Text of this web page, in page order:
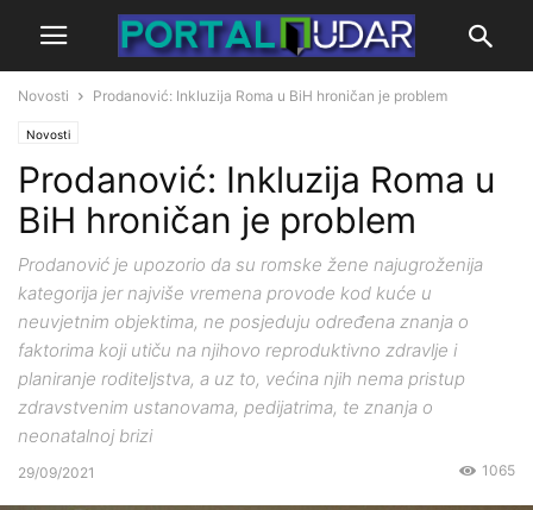
Novosti Prodanović: Inkluzija Roma u BiH hroničan je problem
Novosti
Prodanović: Inkluzija Roma u
BiH hroničan je problem
Prodanović je upozorio da su romske žene najugroženija
kategorija jer najviše vremena provode kod kuće u
neuvjetnim objektima, ne posjeduju određena znanja o
faktorima koji utiču na njihovo reproduktivno zdravlje i
planiranje roditeljstva, a uz to, većina njih nema pristup
zdravstvenim ustanovama, pedijatrima, te znanja o
neonatalnoj brizi
29/09/2021 1065